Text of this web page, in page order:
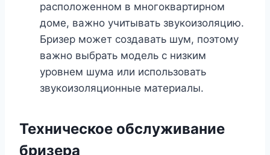
расположенном в многоквартирном
доме, важно учитывать звукоизоляцию.
Бризер может создавать шум, поэтому
важно выбрать модель с низким
уровнем шума или использовать
звукоизоляционные материалы.
Техническое обслуживание
бризера